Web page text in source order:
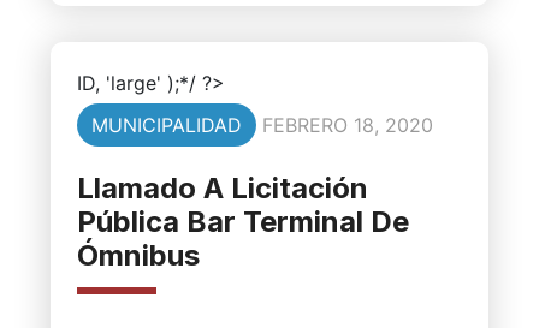
ID, 'large' );*/ ?>
MUNICIPALIDAD
FEBRERO 18, 2020
Llamado A Licitación
Pública Bar Terminal De
Ómnibus